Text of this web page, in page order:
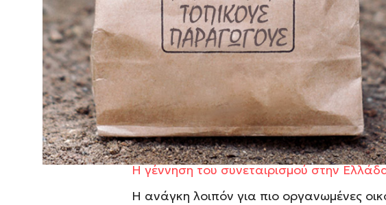
η οικονομία της βασιζόταν στην
επομένως στις μικρές οικοτεχνίες. Η
πραγματοποιηθεί ακόμα και η
οικογένειες είχαν βασίσει τον
παρήγαγαν οι ίδιοι στις μικρές
στα λιγοστά στρέμματα που
βιομηχανοποίηση των προϊόντων θα
Η γέννηση του συνεταιρισμού στην
Η ανάγκη λοιπόν για πιο οργανωμένες